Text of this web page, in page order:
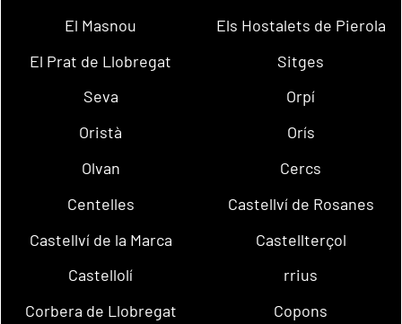
El Masnou
Els Hostalets de Pierola
El Prat de Llobregat
Sitges
Seva
Orpí
Oristà
Orís
Olvan
Cercs
Centelles
Castellví de Rosanes
Castellví de la Marca
Castellterçol
Castellolí
rrius
Corbera de Llobregat
Copons